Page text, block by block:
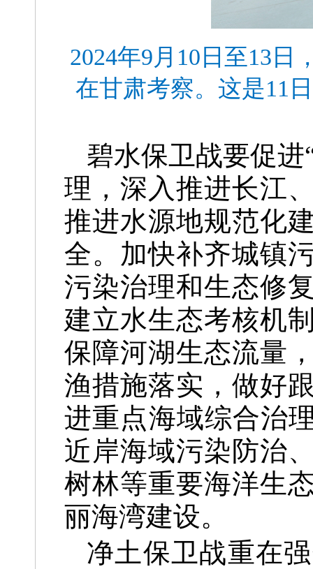
2024年9月10日至13
在甘肃考察。这是11
碧水保卫战要促
理，深入推进长江
推进水源地规范化
全。加快补齐城镇
污染治理和生态修
建立水生态考核机
保障河湖生态流量
渔措施落实，做好
进重点海域综合治
近岸海域污染防治
树林等重要海洋生
丽海湾建设。
净土保卫战重在